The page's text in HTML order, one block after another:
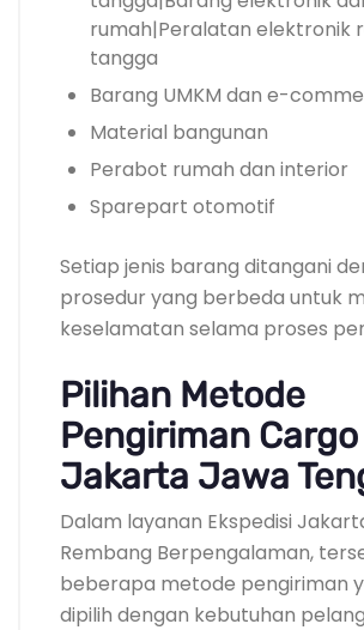
rumah|Peralatan elektronik
tangga
Barang UMKM dan e-
Material bangunan
Perabot rumah dan interior
Sparepart otomotif
Setiap jenis barang ditangani
prosedur yang berbeda untuk
keselamatan selama proses
Pilihan Metode
Pengiriman Cargo
Jakarta Jawa
Dalam layanan Ekspedisi
Rembang Berpengalaman,
beberapa metode pengiriman
dipilih dengan kebutuhan